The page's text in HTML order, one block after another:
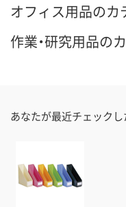
オフィス用品のカ
作業・研究用品の
あなたが最近チェックし